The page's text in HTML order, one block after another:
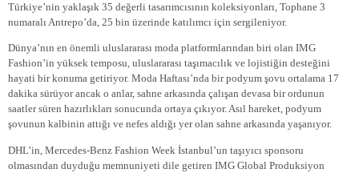
Türkiye’nin yaklaşık 35 değerli tasarımcısının koleksiyonları, Tophane 3
numaralı Antrepo’da, 25 bin üzerinde katılımcı için sergileniyor.
Dünya’nın en önemli uluslararası moda platformlarından biri olan IMG
Fashion’in yüksek temposu, uluslararası taşımacılık ve lojistiğin desteğini
hayati bir konuma getiriyor. Moda Haftası’nda bir podyum şovu ortalama 17
dakika sürüyor ancak o anlar, sahne arkasında çalışan devasa bir ordunun
saatler süren hazırlıkları sonucunda ortaya çıkıyor. Asıl hareket, podyum
şovunun kalbinin attığı ve nefes aldığı yer olan sahne arkasında yaşanıyor.
DHL’in, Mercedes-Benz Fashion Week İstanbul’un taşıyıcı sponsoru
olmasından duyduğu memnuniyeti dile getiren IMG Global Produksiyon